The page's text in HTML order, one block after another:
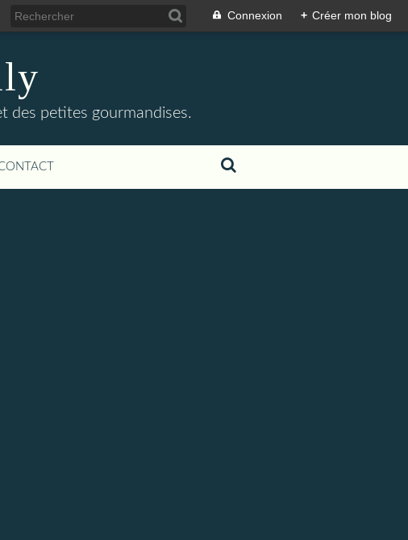
Connexion + Créer mon blog
des petites gourmandises.